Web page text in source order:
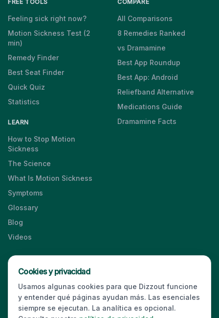
FREE TOOLS
Feeling sick right now?
Motion Sickness Test (2
min)
Remedy Finder
Best Seat Finder
Quick Quiz
Statistics
LEARN
How to Stop Motion
Sickness
The Science
What Is Motion Sickness
Symptoms
Glossary
Blog
Videos
COMPARE
All Comparisons
8 Remedies Ranked
vs Dramamine
Best App Roundup
Best App: Android
Reliefband Alternative
Medications Guide
Dramamine Facts
Press & Media Kit Contact Partners For Business
© 2026 Dizzout. All rights reserved.
Cookies y privacidad
Usamos algunas cookies para que Dizzout funcione
y entender qué páginas ayudan más. Las esenciales
siempre se ejecutan. La analítica es opcional.